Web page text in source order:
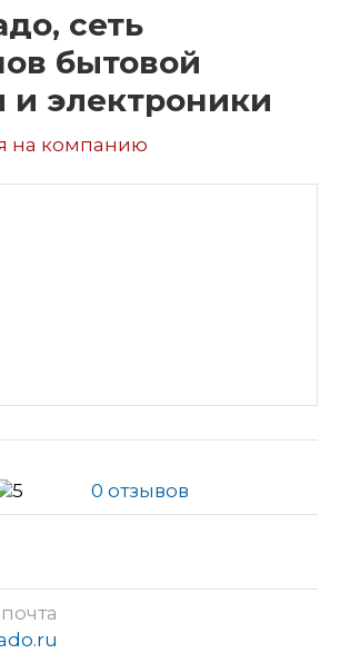
сеть
бытовой
и электроники
на компанию
0 отзывов